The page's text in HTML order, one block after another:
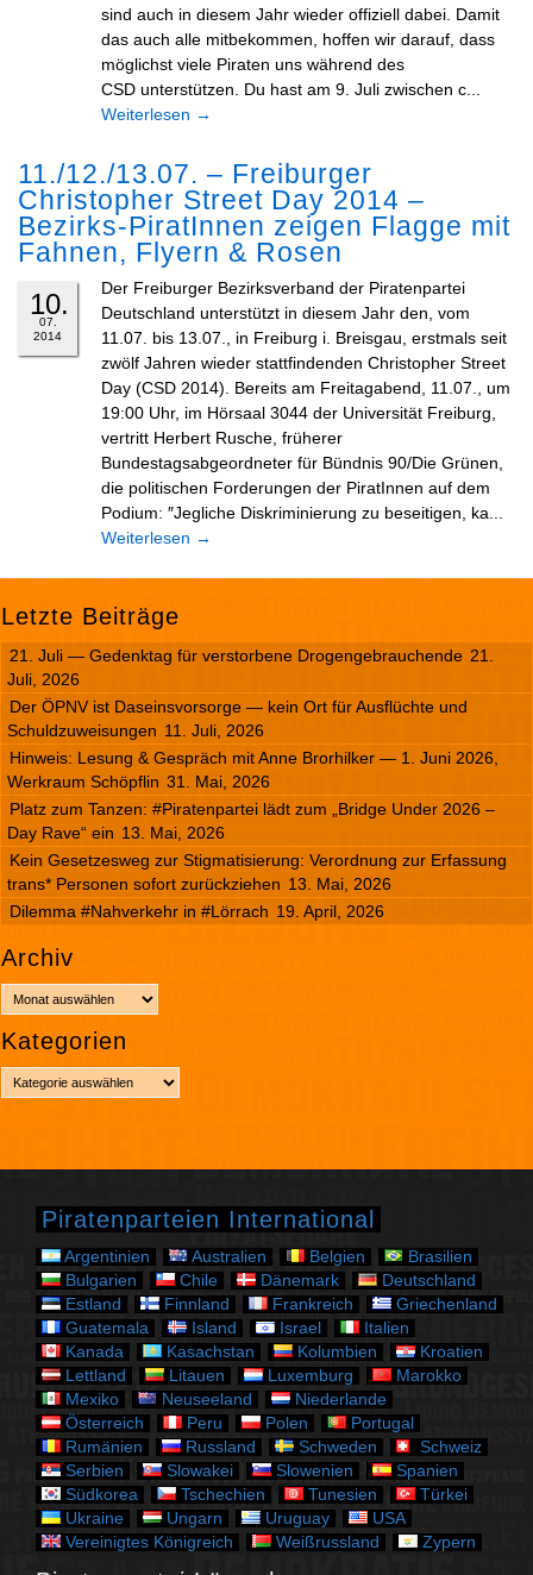
sind auch in diesem Jahr wieder offiziell dabei. Damit
das auch alle mitbekommen, hoffen wir darauf, dass
möglichst viele Piraten uns während des
CSD unterstützen. Du hast am 9. Juli zwischen c...
Weiterlesen →
11./12./13.07. – Freiburger
Christopher Street Day 2014 –
Bezirks-PiratInnen zeigen Flagge mit
Fahnen, Flyern & Rosen
10.
07.
2014
Der Freiburger Bezirksverband der Piratenpartei
Deutschland unterstützt in diesem Jahr den, vom
11.07. bis 13.07., in Freiburg i. Breisgau, erstmals seit
zwölf Jahren wieder stattfindenden Christopher Street
Day (CSD 2014). Bereits am Freitagabend, 11.07., um
19:00 Uhr, im Hörsaal 3044 der Universität Freiburg,
vertritt Herbert Rusche, früherer
Bundestagsabgeordneter für Bündnis 90/Die Grünen,
die politischen Forderungen der PiratInnen auf dem
Podium: ″Jegliche Diskriminierung zu beseitigen, ka...
Weiterlesen →
Letzte Beiträge
21. Juli — Gedenktag für verstorbene Drogengebrauchende 21.
Juli, 2026
Der ÖPNV ist Daseinsvorsorge — kein Ort für Ausflüchte und
Schuldzuweisungen 11. Juli, 2026
Hinweis: Lesung & Gespräch mit Anne Brorhilker — 1. Juni 2026,
Werkraum Schöpflin 31. Mai, 2026
Platz zum Tanzen: #Piratenpartei lädt zum „Bridge Under 2026 –
Day Rave“ ein 13. Mai, 2026
Kein Gesetzesweg zur Stigmatisierung: Verordnung zur Erfassung
trans* Personen sofort zurückziehen 13. Mai, 2026
Dilemma #Nahverkehr in #Lörrach 19. April, 2026
Archiv
r
c
Kategorien
a
g
Piratenparteien International
Argentinien Australien Belgien
Brasilien
Bulgarien
Chile Dänemark
Deutschland
Estland
Finnland Frankreich
Griechenland
Guatemala
Island Israel
Italien
Kanada
Kasachstan Kolumbien
Kroatien
Lettland
Litauen Luxemburg
Marokko
Mexiko
Neuseeland
Niederlande
Österreich
Peru Polen
Portugal
Rumänien
Russland Schweden
Schweiz
Serbien
Slowakei Slowenien
Spanien
Südkorea
Tschechien Tunesien
Türkei
Ukraine
Ungarn Uruguay
USA
Vereinigtes Königreich
Weißrussland Zypern